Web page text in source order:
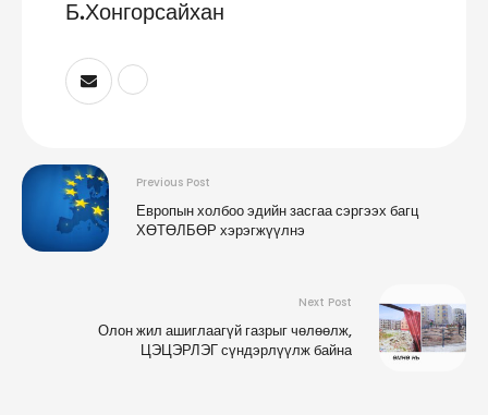
Б.Хонгорсайхан
Previous Post
Европын холбоо эдийн засгаа сэргээх багц
ХӨТӨЛБӨР хэрэгжүүлнэ
Next Post
Олон жил ашиглаагүй газрыг чөлөөлж,
ЦЭЦЭРЛЭГ сүндэрлүүлж байна